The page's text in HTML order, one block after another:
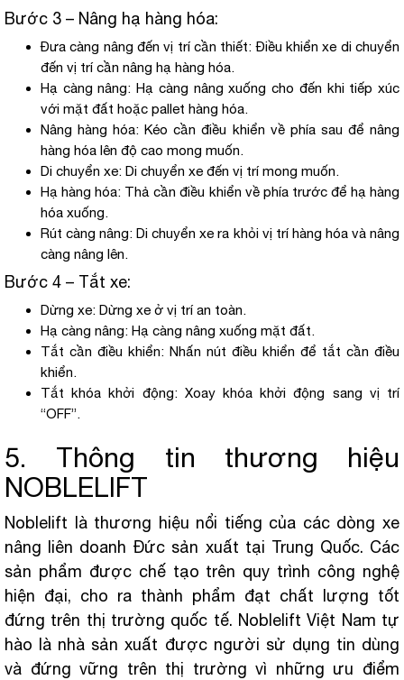
Bước 3 – Nâng hạ hàng hóa:
Đưa càng nâng đến vị trí cần thiết: Điều khiển xe di chuyển
đến vị trí cần nâng hạ hàng hóa.
Hạ càng nâng: Hạ càng nâng xuống cho đến khi tiếp xúc
với mặt đất hoặc pallet hàng hóa.
Nâng hàng hóa: Kéo cần điều khiển về phía sau để nâng
hàng hóa lên độ cao mong muốn.
Di chuyển xe: Di chuyển xe đến vị trí mong muốn.
Hạ hàng hóa: Thả cần điều khiển về phía trước để hạ hàng
hóa xuống.
Rút càng nâng: Di chuyển xe ra khỏi vị trí hàng hóa và nâng
càng nâng lên.
Bước 4 – Tắt xe:
Dừng xe: Dừng xe ở vị trí an toàn.
Hạ càng nâng: Hạ càng nâng xuống mặt đất.
Tắt cần điều khiển: Nhấn nút điều khiển để tắt cần điều
khiển.
Tắt khóa khởi động: Xoay khóa khởi động sang vị trí
“OFF”.
5. Thông tin thương hiệu
NOBLELIFT
Noblelift là thương hiệu nổi tiếng của các dòng xe
nâng liên doanh Đức sản xuất tại Trung Quốc. Các
sản phẩm được chế tạo trên quy trình công nghệ
hiện đại, cho ra thành phẩm đạt chất lượng tốt
đứng trên thị trường quốc tế. Noblelift Việt Nam tự
hào là nhà sản xuất được người sử dụng tin dùng
và đứng vững trên thị trường vì những ưu điểm